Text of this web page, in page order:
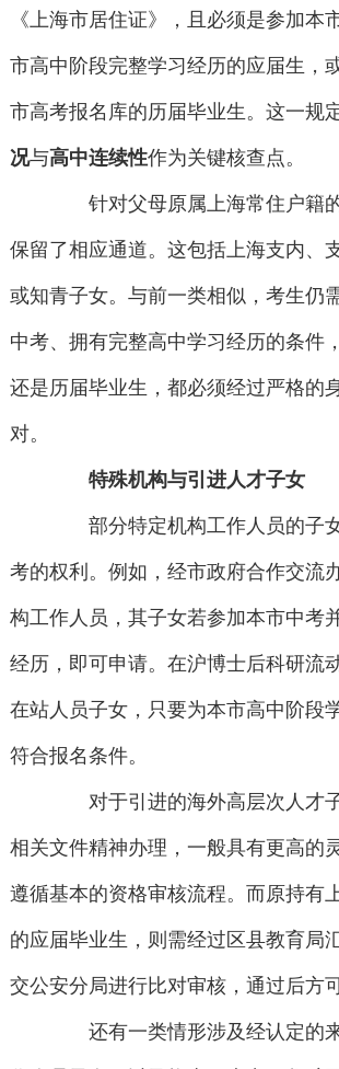
《上海市居住证》，且必须是参加本
市高中阶段完整学习经历的应届生，
市高考报名库的历届毕业生。这一规
况与高中连续性作为关键核查点。
针对父母原属上海常住户籍
保留了相应通道。这包括上海支内、
或知青子女。与前一类相似，考生仍
中考、拥有完整高中学习经历的条件
还是历届毕业生，都必须经过严格的
对。
特殊机构与引进人才子女
部分特定机构工作人员的子
考的权利。例如，经市政府合作交流
构工作人员，其子女若参加本市中考
经历，即可申请。在沪博士后科研流
在站人员子女，只要为本市高中阶段
符合报名条件。
对于引进的海外高层次人才
相关文件精神办理，一般具有更高的
遵循基本的资格审核流程。而原持有
的应届毕业生，则需经过区县教育局
交公安分局进行比对审核，通过后方
还有一类情形涉及经认定的